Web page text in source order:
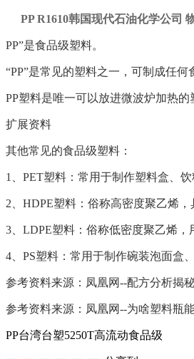
PPR1610韩国现代石油化学公司
PP”是食品级塑料。
“PP”是常见的塑料之一，可制成任
PP塑料是唯一可以放进微波炉加热
扩展资料
其他常见的食品级塑料：
1、PET塑料：常用于制作塑料盒、
2、HDPE塑料：俗称高密度聚乙烯
3、LDPE塑料：俗称低密度聚乙烯
4、PS塑料：常用于制作碗装泡面盒
参考资料来源：凤凰网--配方分析揭
参考资料来源：凤凰网--为啥塑料瓶
PP台湾台塑5250T高流动食品级